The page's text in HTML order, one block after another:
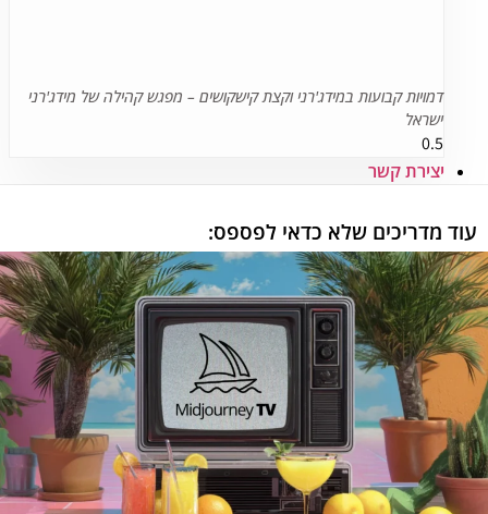
דמויות קבועות במידג'רני וקצת קישקושים – מפגש קהילה של מידג'רני
ישראל
יצירת קשר
עוד מדריכים שלא כדאי לפספס: